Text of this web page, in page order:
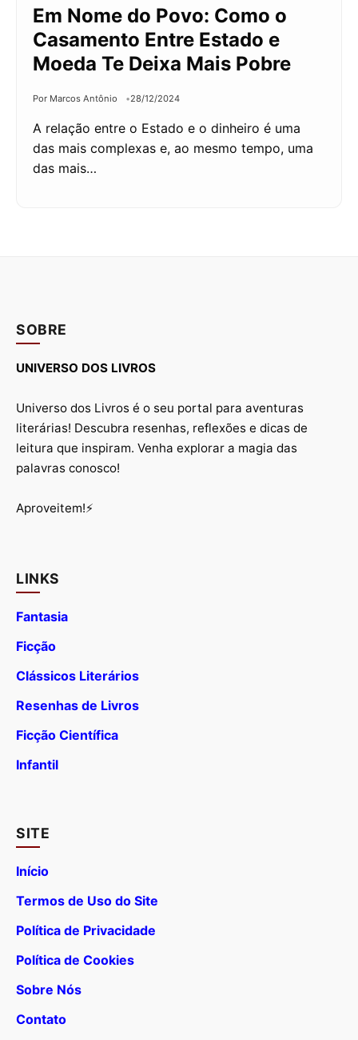
Em Nome do Povo: Como o
Casamento Entre Estado e
Moeda Te Deixa Mais Pobre
Por Marcos Antônio 28/12/2024
A relação entre o Estado e o dinheiro é uma
das mais complexas e, ao mesmo tempo, uma
das mais…
SOBRE
UNIVERSO DOS LIVROS
Universo dos Livros é o seu portal para aventuras
literárias! Descubra resenhas, reflexões e dicas de
leitura que inspiram. Venha explorar a magia das
palavras conosco!
Aproveitem!⚡
LINKS
Fantasia
Ficção
Clássicos Literários
Resenhas de Livros
Ficção Científica
Infantil
SITE
Início
Termos de Uso do Site
Política de Privacidade
Política de Cookies
Sobre Nós
Contato